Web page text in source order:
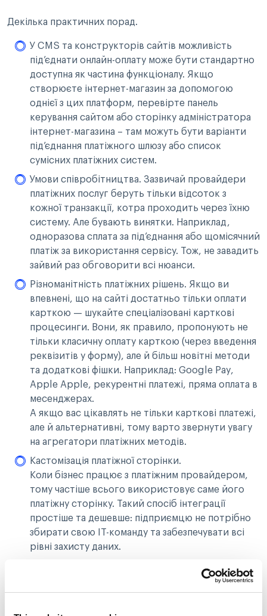
Декілька практичних порад.
У CMS та конструкторів сайтів можливість
під’єднати онлайн-оплату може бути стандартно
доступна як частина функціоналу. Якщо
створюєте інтернет-магазин за допомогою
однієї з цих платформ, перевірте панель
керування сайтом або сторінку адміністратора
інтернет-магазина – там можуть бути варіанти
під’єднання платіжного шлюзу або список
сумісних платіжних систем.
Умови співробітництва. Зазвичай провайдери
платіжних послуг беруть тільки відсоток з
кожної транзакції, котра проходить через їхню
систему. Але бувають винятки. Наприклад,
одноразова сплата за під’єднання або щомісячний
платіж за використання сервісу. Тож, не завадить
зайвий раз обговорити всі нюанси.
Різноманітність платіжних рішень. Якщо ви
впевнені, що на сайті достатньо тільки оплати
карткою — шукайте спеціалізовані карткові
процесинги. Вони, як правило, пропонують не
тільки класичну оплату карткою (через введення
реквізитів у форму), але й більш новітні методи
та додаткові фішки. Наприклад: Google Pay,
Apple Apple, рекурентні платежі, пряма оплата в
месенджерах.
А якщо вас цікавлять не тільки карткові платежі,
але й альтернативні, тому варто звернути увагу
на агрегатори платіжних методів.
Кастомізація платіжної сторінки.
Коли бізнес працює з платіжним провайдером,
тому частіше всього використовує саме його
платіжну сторінку. Такий спосіб інтеграції
простіше та дешевше: підприємцю не потрібно
збирати свою ІТ-команду та забезпечувати всі
рівні захисту даних.
Уточніть, чи є у майбутнього партнера функція
«брендувати чекаут». Наприклад, клієнти